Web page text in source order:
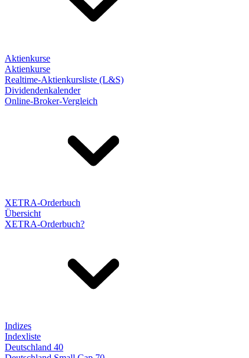
Aktienkurse
Aktienkurse
Realtime-Aktienkursliste (L&S)
Dividendenkalender
Online-Broker-Vergleich
XETRA-Orderbuch
Übersicht
XETRA-Orderbuch?
Indizes
Indexliste
Deutschland 40